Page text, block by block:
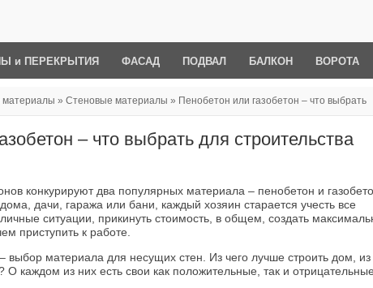
и ПЕРЕКРЫТИЯ ФАСАД ПОДВАЛ БАЛКОН ВОРОТА
» Стеновые материалы » Пенобетон или газобетон – что выбрать
– что выбрать для строительства
конкурируют два популярных материала – пенобетон и
дачи, гаража или бани, каждый хозяин старается учесть все
ситуации, прикинуть стоимость, в общем, создать
приступить к работе.
выбор материала для несущих стен. Из чего лучше строить дом, из
О каждом из них есть свои как положительные, так и отрицательные